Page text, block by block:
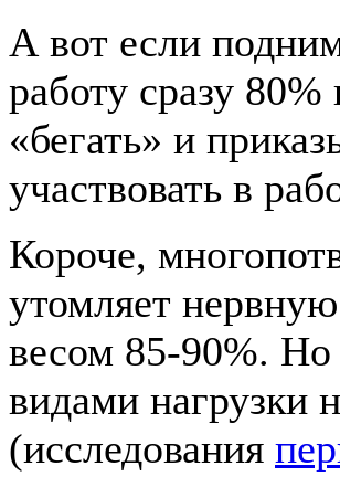
А вот если
работу сразу
«бегать» и
участвовать в
Короче,
утомляет
весом 85-90%.
видами нагрузки
(исследования